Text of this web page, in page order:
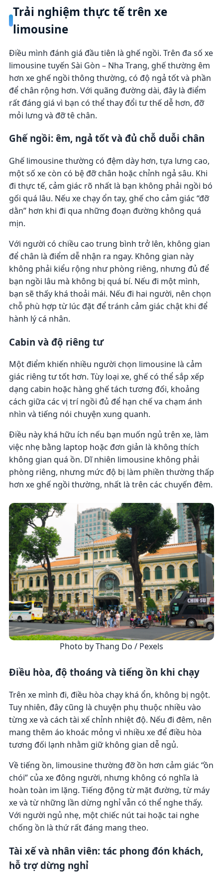
Trải nghiệm thực tế trên xe
limousine
Điều mình đánh giá đầu tiên là ghế ngồi. Trên đa số xe
limousine tuyến Sài Gòn – Nha Trang, ghế thường êm
hơn xe ghế ngồi thông thường, có độ ngả tốt và phần
để chân rộng hơn. Với quãng đường dài, đây là điểm
rất đáng giá vì bạn có thể thay đổi tư thế dễ hơn, đỡ
mỏi lưng và đỡ tê chân.
Ghế ngồi: êm, ngả tốt và đủ chỗ duỗi chân
Ghế limousine thường có đệm dày hơn, tựa lưng cao,
một số xe còn có bệ đỡ chân hoặc chỉnh ngả sâu. Khi
đi thực tế, cảm giác rõ nhất là bạn không phải ngồi bó
gối quá lâu. Nếu xe chạy ổn tay, ghế cho cảm giác “đỡ
dằn” hơn khi đi qua những đoạn đường không quá
mịn.
Với người có chiều cao trung bình trở lên, không gian
để chân là điểm dễ nhận ra ngay. Không gian này
không phải kiểu rộng như phòng riêng, nhưng đủ để
bạn ngồi lâu mà không bị quá bí. Nếu đi một mình,
bạn sẽ thấy khá thoải mái. Nếu đi hai người, nên chọn
chỗ phù hợp từ lúc đặt để tránh cảm giác chật khi để
hành lý cá nhân.
Cabin và độ riêng tư
Một điểm khiến nhiều người chọn limousine là cảm
giác riêng tư tốt hơn. Tùy loại xe, ghế có thể sắp xếp
dạng cabin hoặc hàng ghế tách tương đối, khoảng
cách giữa các vị trí ngồi đủ để hạn chế va chạm ánh
nhìn và tiếng nói chuyện xung quanh.
Điều này khá hữu ích nếu bạn muốn ngủ trên xe, làm
việc nhẹ bằng laptop hoặc đơn giản là không thích
không gian quá ồn. Dĩ nhiên limousine không phải
phòng riêng, nhưng mức độ bị làm phiền thường thấp
hơn xe ghế ngồi thường, nhất là trên các chuyến đêm.
Photo by Thang Do / Pexels
Điều hòa, độ thoáng và tiếng ồn khi chạy
Trên xe mình đi, điều hòa chạy khá ổn, không bị ngột.
Tuy nhiên, đây cũng là chuyện phụ thuộc nhiều vào
từng xe và cách tài xế chỉnh nhiệt độ. Nếu đi đêm, nên
mang thêm áo khoác mỏng vì nhiều xe để điều hòa
tương đối lạnh nhằm giữ không gian dễ ngủ.
Về tiếng ồn, limousine thường đỡ ồn hơn cảm giác “ồn
chói” của xe đông người, nhưng không có nghĩa là
hoàn toàn im lặng. Tiếng động từ mặt đường, từ máy
xe và từ những lần dừng nghỉ vẫn có thể nghe thấy.
Với người ngủ nhẹ, một chiếc nút tai hoặc tai nghe
chống ồn là thứ rất đáng mang theo.
Tài xế và nhân viên: tác phong đón khách,
hỗ trợ dừng nghỉ